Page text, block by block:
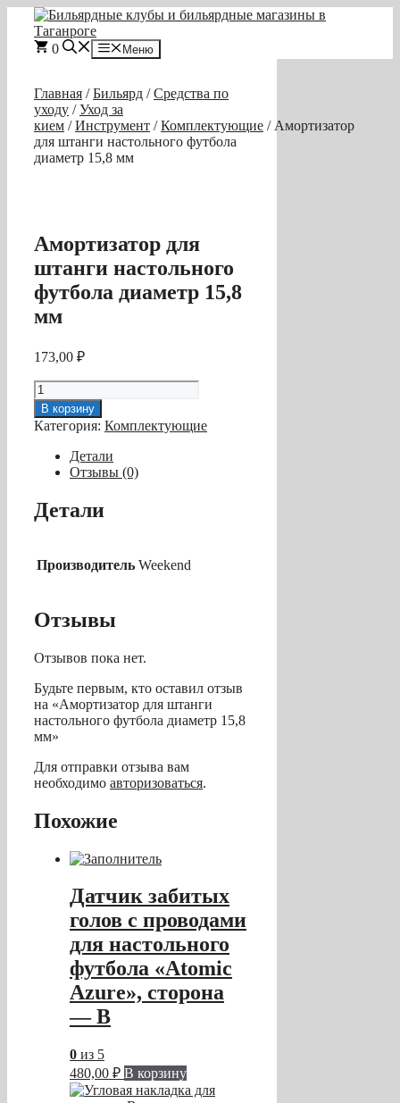
Перейти
содержимому
0 Меню
Главная /Бильярд /Средства по
уходу /Уход за
кием /Инструмент /Комплектующие / Амортизатор
для штанги настольного футбола
диаметр 15,8 мм
Амортизатор для
штанги настольного
футбола диаметр 15,8
мм
173,00 ₽
Количество
товара
Амортизатор
для
штанги
настольного
футбола
диаметр
15,8
В корзину
Категория: Комплектующие
Детали
Отзывы (0)
Детали
Производитель Weekend
Отзывы
Отзывов пока нет.
Будьте первым, кто оставил отзыв
на «Амортизатор для штанги
настольного футбола диаметр 15,8
мм»
Для отправки отзыва вам
необходимо авторизоваться.
Похожие
Датчик забитых
голов с проводами
для настольного
футбола «Atomic
Azure», сторона
— B
0 из 5
480,00 ₽ В корзину